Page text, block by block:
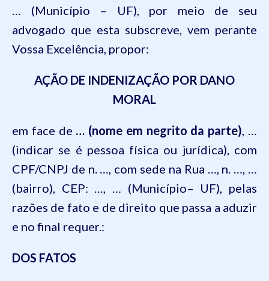
… (Município – UF), por meio de seu
advogado que esta subscreve, vem perante
Vossa Excelência, propor:
AÇÃO DE INDENIZAÇÃO POR DANO
MORAL
em face de … (nome em negrito da parte), …
(indicar se é pessoa física ou jurídica), com
CPF/CNPJ de n. …, com sede na Rua …, n. …, …
(bairro), CEP: …, … (Município– UF), pelas
razões de fato e de direito que passa a aduzir
e no final requer.:
DOS FATOS